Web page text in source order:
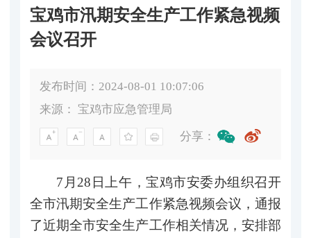
宝鸡市汛期安全生产工作紧急视频
会议召开
发布时间：2024-08-01 10:07:06
来源： 宝鸡市应急管理局
分享：
7月28日上午，宝鸡市安委办组织召开
全市汛期安全生产工作紧急视频会议，通报
了近期全市安全生产工作相关情况，安排部